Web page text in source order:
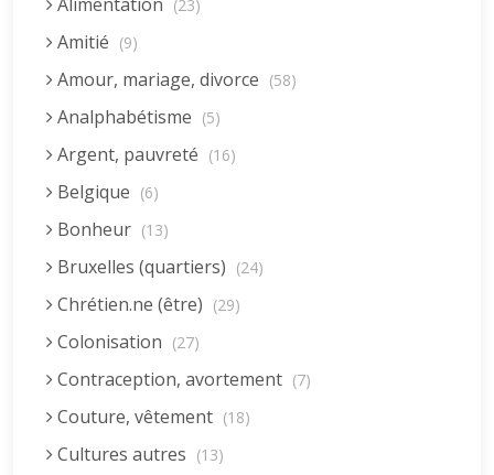
(23)
Amitié (9)
Amour, mariage, divorce (58)
Analphabétisme (5)
Argent, pauvreté (16)
Belgique (6)
Bonheur (13)
Bruxelles (quartiers) (24)
Chrétien.ne (être) (29)
Colonisation (27)
Contraception, avortement (7)
Couture, vêtement (18)
Cultures autres (13)